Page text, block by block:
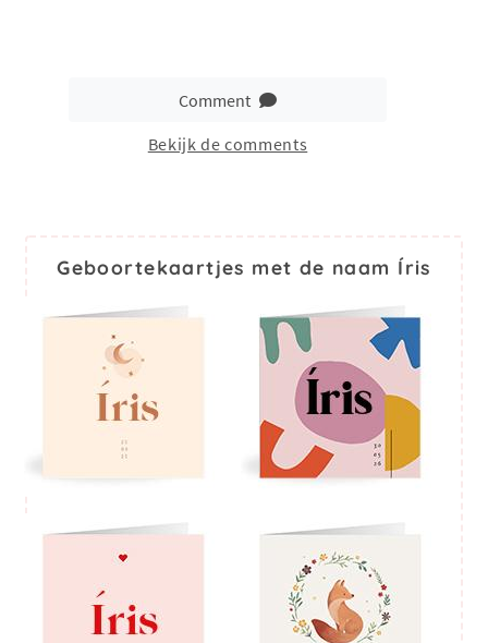
Comment
Bekijk de comments
Geboortekaartjes met de naam Íris